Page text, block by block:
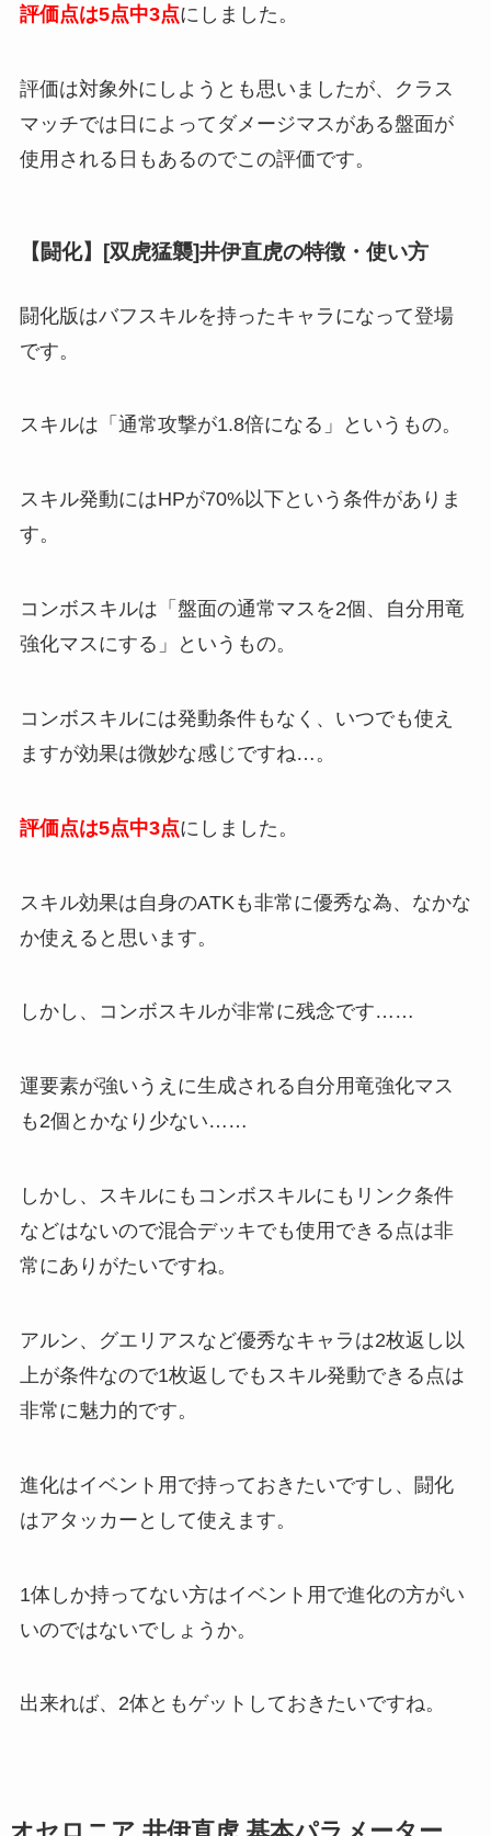
評価点は5点中3点にしました。
評価は対象外にしようとも思いましたが、クラス
マッチでは日によってダメージマスがある盤面が
使用される日もあるのでこの評価です。
【闘化】[双虎猛襲]井伊直虎の特徴・使い方
闘化版はバフスキルを持ったキャラになって登場
です。
スキルは「通常攻撃が1.8倍になる」というもの。
スキル発動にはHPが70%以下という条件がありま
す。
コンボスキルは「盤面の通常マスを2個、自分用竜
強化マスにする」というもの。
コンボスキルには発動条件もなく、いつでも使え
ますが効果は微妙な感じですね…。
評価点は5点中3点にしました。
スキル効果は自身のATKも非常に優秀な為、なかな
か使えると思います。
しかし、コンボスキルが非常に残念です……
運要素が強いうえに生成される自分用竜強化マス
も2個とかなり少ない……
しかし、スキルにもコンボスキルにもリンク条件
などはないので混合デッキでも使用できる点は非
常にありがたいですね。
アルン、グエリアスなど優秀なキャラは2枚返し以
上が条件なので1枚返しでもスキル発動できる点は
非常に魅力的です。
進化はイベント用で持っておきたいですし、闘化
はアタッカーとして使えます。
1体しか持ってない方はイベント用で進化の方がい
いのではないでしょうか。
出来れば、2体ともゲットしておきたいですね。